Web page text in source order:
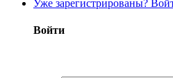
Уже зарегистрированы?
Войти